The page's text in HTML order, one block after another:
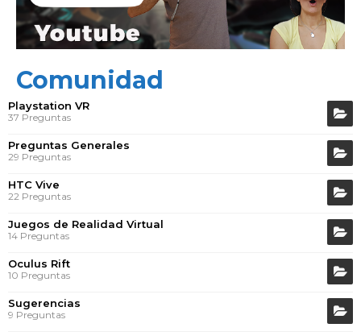
Comunidad
Playstation VR
37 Preguntas
Preguntas Generales
29 Preguntas
HTC Vive
22 Preguntas
Juegos de Realidad Virtual
14 Preguntas
Oculus Rift
10 Preguntas
Sugerencias
9 Preguntas